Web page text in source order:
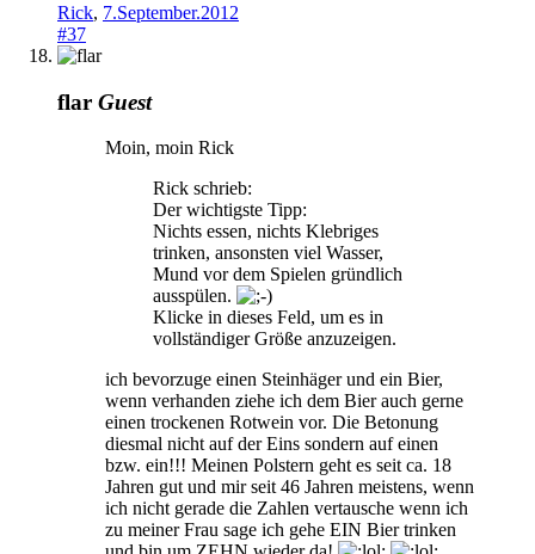
Rick, 7.September.2012
#37
flar Guest
Moin, moin Rick
Rick schrieb:
Der wichtigste Tipp:
Nichts essen, nichts Klebriges
trinken, ansonsten viel Wasser,
Mund vor dem Spielen gründlich
ausspülen.
Klicke in dieses Feld, um es in
vollständiger Größe anzuzeigen.
ich bevorzuge einen Steinhäger und ein Bier,
wenn verhanden ziehe ich dem Bier auch gerne
einen trockenen Rotwein vor. Die Betonung
diesmal nicht auf der Eins sondern auf einen
bzw. ein!!! Meinen Polstern geht es seit ca. 18
Jahren gut und mir seit 46 Jahren meistens, wenn
ich nicht gerade die Zahlen vertausche wenn ich
zu meiner Frau sage ich gehe EIN Bier trinken